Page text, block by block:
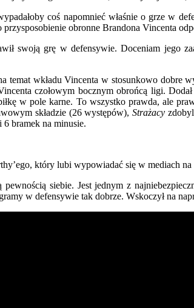
coś napomnieć właśnie o grze w
obronne Brandona Vincenta
swoją grę w defensywie. Doceniam jego
temat wkładu Vincenta w stosunkowo dobre
czołowym bocznym obrońcą ligi.
w pole karne. To wszystko prawda, ale
składzie (26 występów),Strażacy
6 bramek na minusie.
który lubi wypowiadać się w mediach na
pewnością siebie. Jest jednym z
w defensywie tak dobrze. Wskoczył na